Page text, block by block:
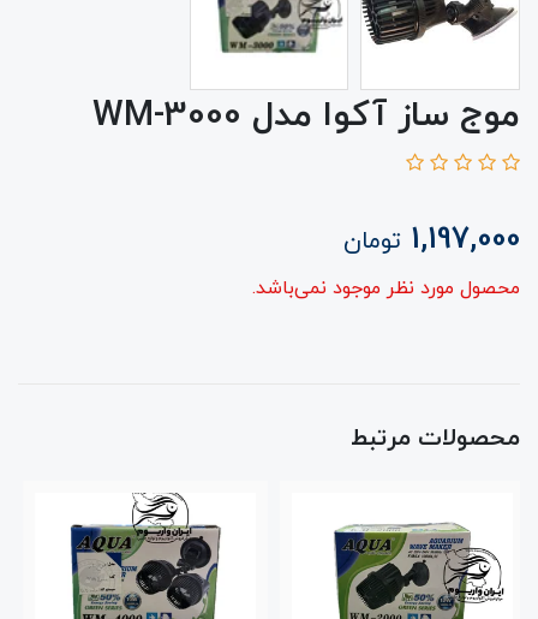
موج ساز آکوا مدل WM-3000
1,197,000 تومان
محصول مورد نظر موجود نمی‌باشد.
محصولات مرتبط